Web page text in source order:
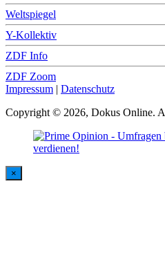
Weltspiegel
Y-Kollektiv
ZDF Info
ZDF Zoom
Impressum | Datenschutz
Copyright © 2026, Dokus Online.
×